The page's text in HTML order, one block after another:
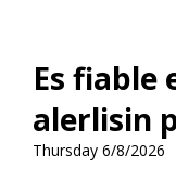
Es fiable
alerlisin
Thursday 6/8/2026